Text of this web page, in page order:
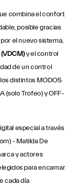
combina el confort
posible gracias
el nuevo sistema,
y el control
de un control
distintos MODOS
(solo Trofeo) y OFF-
especial a través
- Matilda De
y actores
para encarnar
cada día